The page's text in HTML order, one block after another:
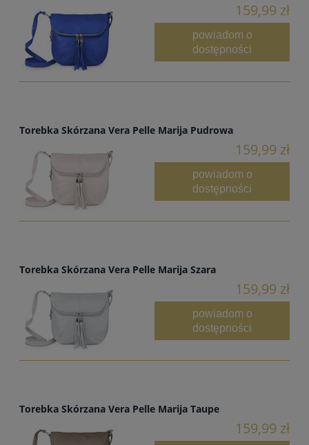
159,99 zł
powiadom o
dostępności
Torebka Skórzana Vera Pelle Marija Pudrowa
159,99 zł
powiadom o
dostępności
Torebka Skórzana Vera Pelle Marija Szara
159,99 zł
powiadom o
dostępności
Torebka Skórzana Vera Pelle Marija Taupe
159,99 zł